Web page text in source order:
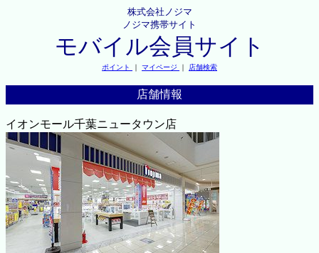
株式会社ノジマ
ノジマ携帯サイト
モバイル会員サイト
ポイント ｜ マイページ ｜ 店舗検索
店舗情報
イオンモール千葉ニュータウン店